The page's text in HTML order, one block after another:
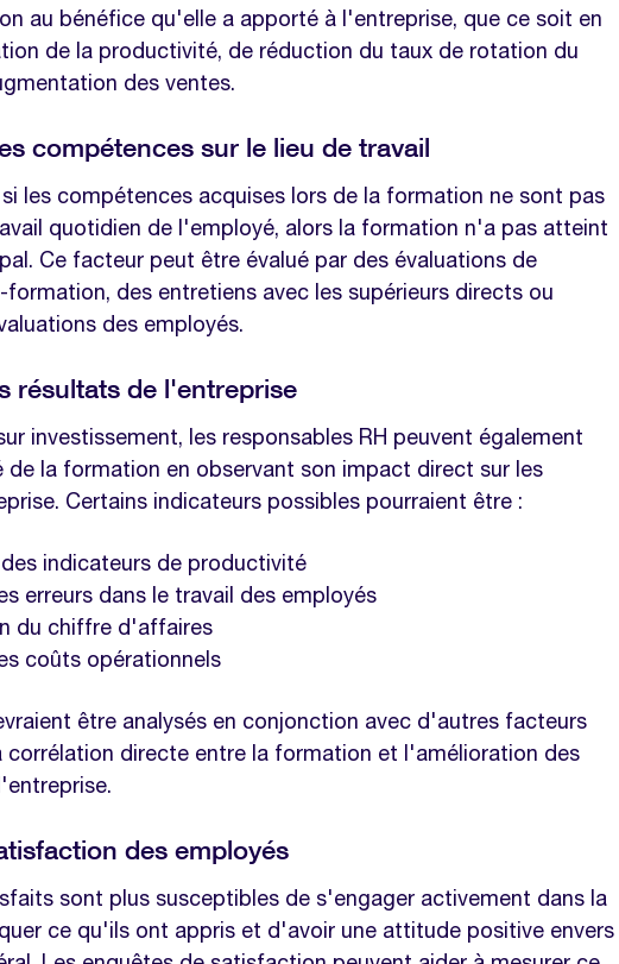
au bénéfice qu'elle a apporté à l'entreprise, que ce soit en
de la productivité, de réduction du taux de rotation du
des ventes.
compétences sur le lieu de travail
les compétences acquises lors de la formation ne sont pas
quotidien de l'employé, alors la formation n'a pas atteint
Ce facteur peut être évalué par des évaluations de
des entretiens avec les supérieurs directs ou
des employés.
résultats de l'entreprise
investissement, les responsables RH peuvent également
la formation en observant son impact direct sur les
Certains indicateurs possibles pourraient être :
indicateurs de productivité
erreurs dans le travail des employés
du chiffre d'affaires
coûts opérationnels
être analysés en conjonction avec d'autres facteurs
corrélation directe entre la formation et l'amélioration des
des employés
sont plus susceptibles de s'engager activement dans la
ce qu'ils ont appris et d'avoir une attitude positive envers